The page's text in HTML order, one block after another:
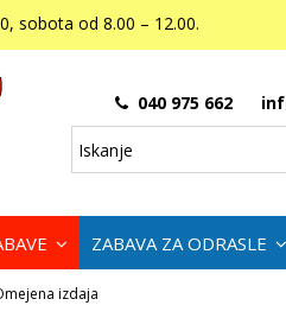
sobota od 8.00 – 12.00.
040 975 662
ZABAVA ZA ODRASLE
izdaja